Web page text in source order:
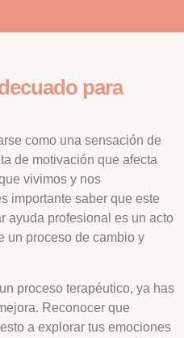
para
como una sensación de
de motivación que afecta
vivimos y nos
importante saber que este
ayuda profesional es un acto
un proceso de cambio y
proceso terapéutico, ya has
Reconocer que
a explorar tus emociones